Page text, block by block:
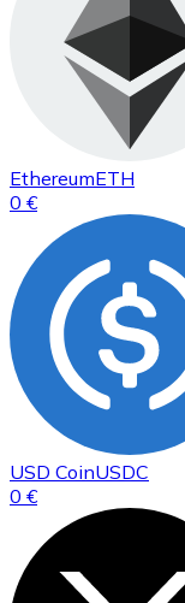
EthereumETH
0 €
USD CoinUSDC
0 €